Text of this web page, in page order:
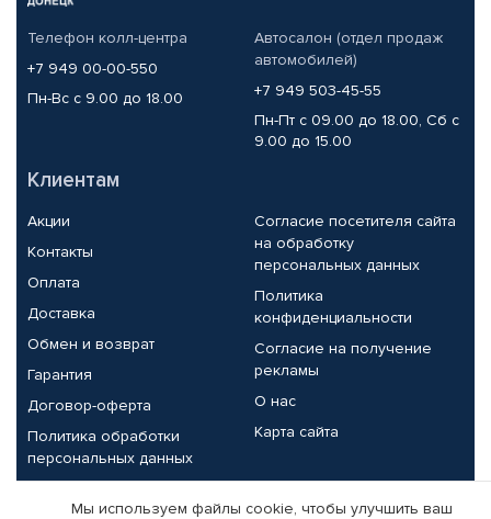
Телефон колл-центра
+7 949 00-00-550
Пн-Вс с 9.00 до 18.00
Автосалон (отдел продаж
автомобилей)
+7 949 503-45-55
Пн-Пт с 09.00 до 18.00, Сб с
9.00 до 15.00
Клиентам
Акции
Контакты
Оплата
Доставка
Обмен и возврат
Гарантия
Договор-оферта
Политика обработки
персональных данных
Согласие посетителя сайта
на обработку
персональных данных
Политика
конфиденциальности
Согласие на получение
рекламы
О нас
Карта сайта
Партнерам
Мы используем файлы cookie, чтобы улучшить ваш